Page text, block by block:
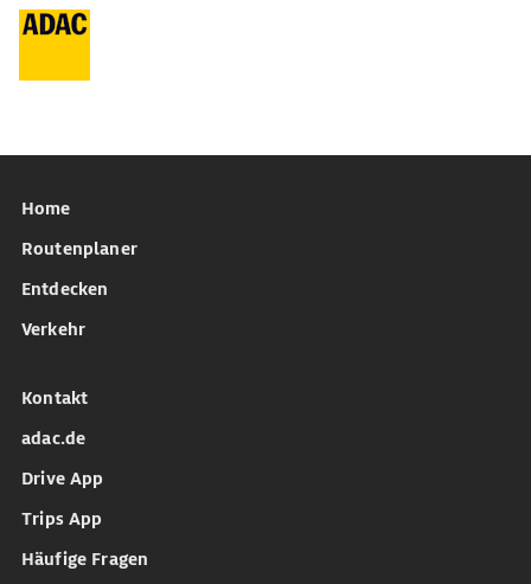
Home
Routenplaner
Entdecken
Verkehr
Kontakt
adac.de
Drive App
Trips App
Häufige Fragen